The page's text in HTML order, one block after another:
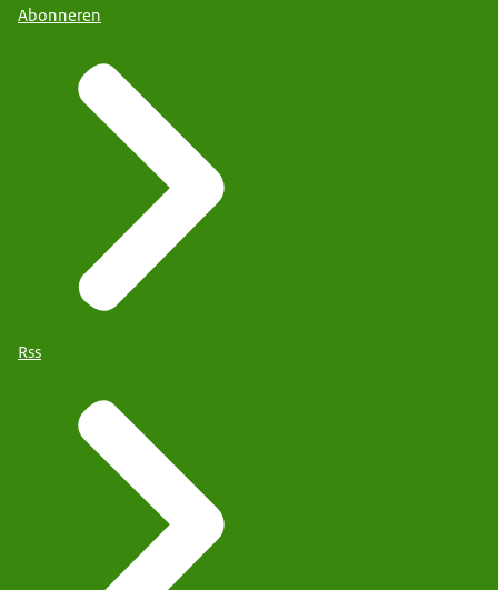
Abonneren
Rss